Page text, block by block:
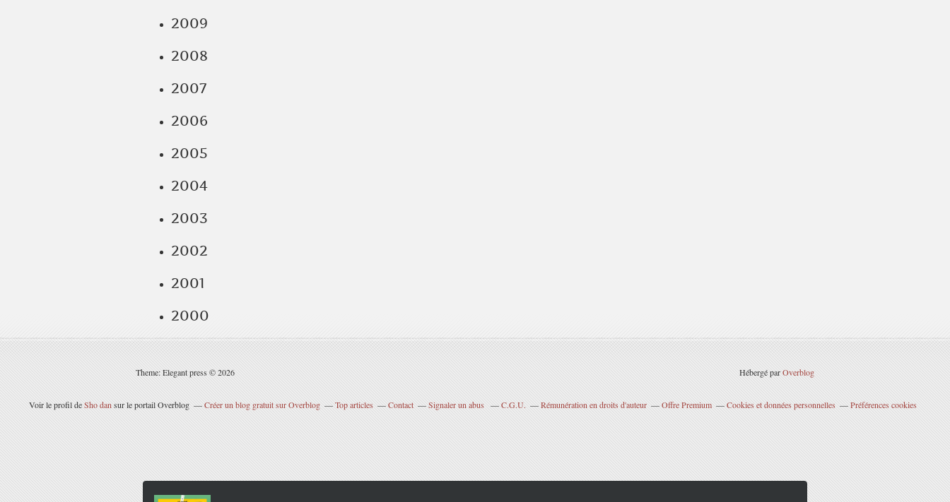
2009
2008
2007
2006
2005
2004
2003
2002
2001
2000
Theme: Elegant press © 2026 Hébergé parOverblog
Voir le profil deSho dan sur le portail Overblog Créer un blog gratuit sur Overblog Top articles Contact Signaler un abus C.G.U. Rémunération en droits d'auteur Offre Premium Cookies et données personnelles Préférences cookies